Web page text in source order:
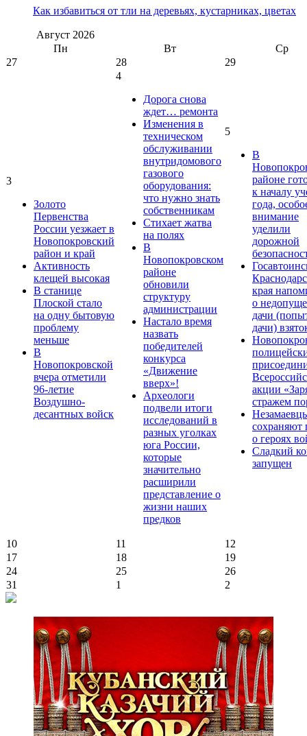
Как избавиться от тли на деревьях, кустарниках, цветах
Август 2026
Пн
Вт
Ср
27
28 29
3
Золото
Первенства
России уезжает в
Новопокровский
район и край
Активность
клещей высокая
В станице
Плоской стало
на одну бытовую
проблему
меньше
В
Новопокровской
вчера отметили
96-летие
Воздушно-
десантных войск
4
Дорога снова
ждет… ремонта
Изменения в
техническом
обслуживании
внутридомового
газового
оборудования:
что нужно знать
собственникам
Стихает жатва
на полях
В
Новопокровском
районе
обновили
структуру
администрации
Настало время
назвать
победителей
конкурса
«Движение
вверх»!
Археологи
подвели итоги
исследований в
разных уголках
юга России,
которые
значительно
расширили
представление о
жизни наших
предков
5
В
районе
к началу
года,
внимание
уделили
дорожной
края
о
дачи
дачи)
акции
стражем
сохраняют
о героях
Сладкий
запущен
10 11
12
17
18
19
24
25
26
31
1 2